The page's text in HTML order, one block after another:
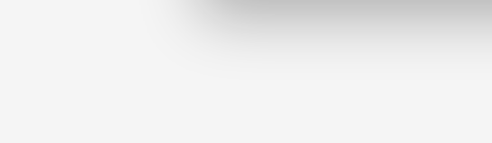
ja kävijämäärämme analysoimiseen.